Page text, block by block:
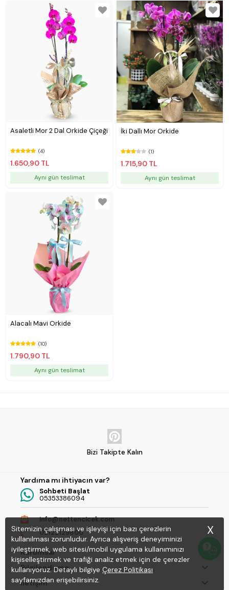
Asaletli Mor 2 Dal Orkide Çiçeği
(4)
1.650,90 TL
Aynı gün teslimat
İki Dallı Mor Orkide
(1)
1.715,90 TL
Aynı gün teslimat
Alacalı Mavi Orkide
(10)
1.790,90 TL
Aynı gün teslimat
Bizi Takipte Kalın
Yardıma mı ihtiyacın var?
Sohbeti Başlat
05353386094
info@nettencicek.com
02122129800
Kurumsal
Bilgilendirme
İletişim
Sitemizin çalışması ve işleyişi için bazı çerezlerin
kullanılması zorunludur. Ayrıca alışveriş deneyiminizi
iyileştirmek, web sitesi/mobil uygulama kullanımınızı
kişiselleştirmek ve trafiği analiz etmek için de çerezler
kullanıyoruz. Detaylı bilgiye Çerez Politikası
sayfamızdan erişebilirsiniz.
X